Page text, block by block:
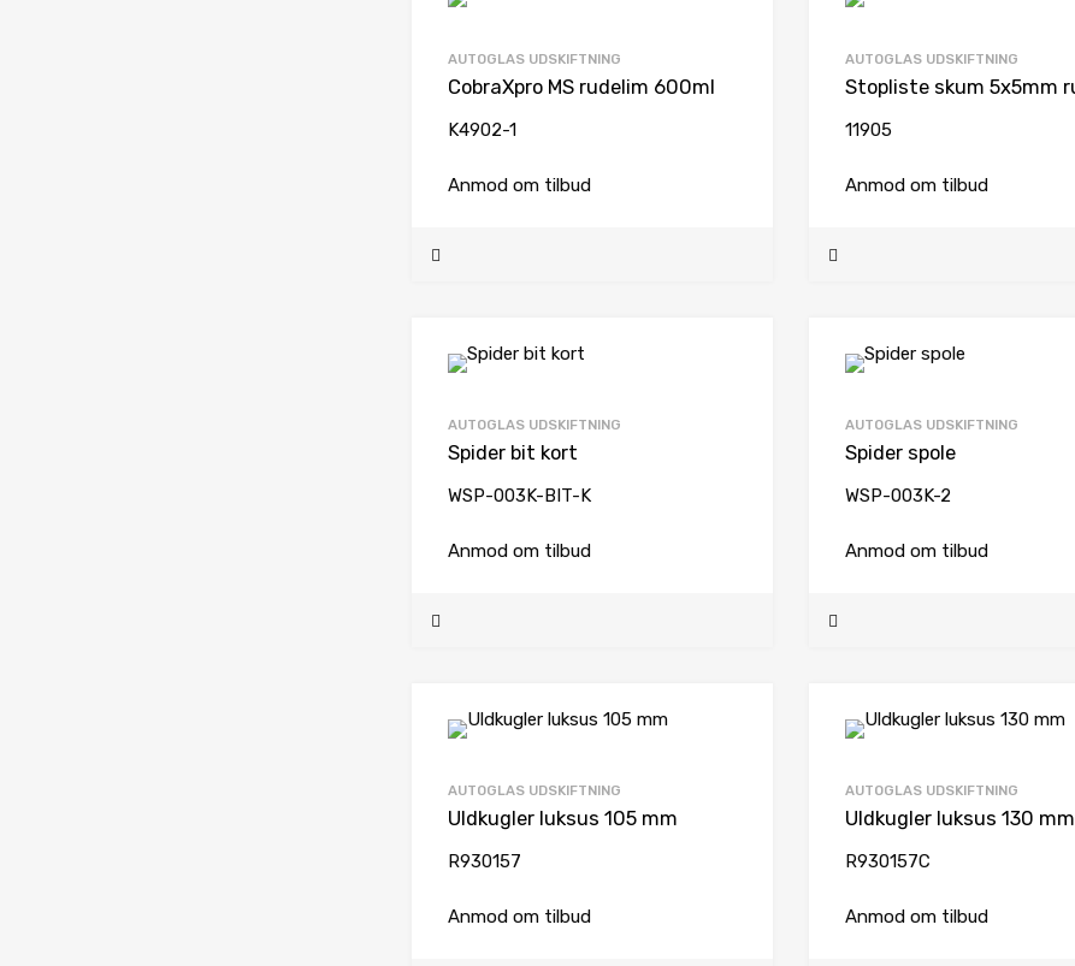
AUTOGLAS UDSKIFTNING
CobraXpro MS rudelim 600ml
K4902-1
Anmod om tilbud
AUTOGLAS UDSKIFTNING
11905
Anmod om tilbud
AUTOGLAS UDSKIFTNING
Spider bit kort
WSP-003K-BIT-K
Anmod om tilbud
AUTOGLAS UDSKIFTNING
Spider spole
WSP-003K-2
Anmod om tilbud
AUTOGLAS UDSKIFTNING
Uldkugler luksus 105 mm
R930157
Anmod om tilbud
AUTOGLAS UDSKIFTNING
Uldkugler luksus 130 mm
R930157C
Anmod om tilbud